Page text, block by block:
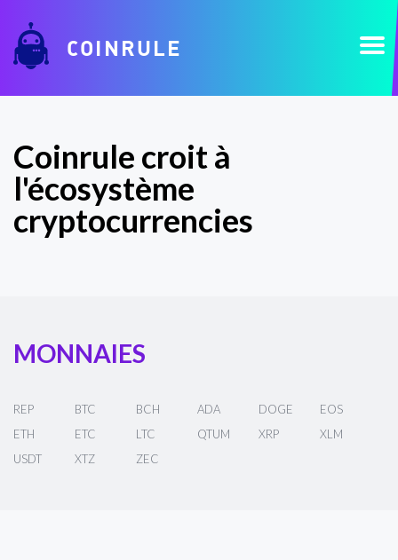
COINRULE
Coinrule croit à
l'écosystème
cryptocurrencies
MONNAIES
REP BTC BCH ADA DOGE
EOS
ETH
ETC LTC QTUM XRP
XLM
USDT
XTZ ZEC